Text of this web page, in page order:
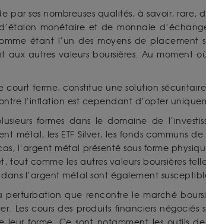
par ses nombreuses qualités, à savoir,
monétaire et de monnaie
étant l’un des moyens de placement
autres valeurs boursières. Au moment
terme, constitue une solution
l’inflation est cependant d’opter
formes dans le domaine de
métal, les ETF Silver, les fonds communs
l’argent métal présenté sous forme
comme les autres valeurs boursières
l’argent métal sont également
que rencontre le marché
Les cours des produits financiers négociés